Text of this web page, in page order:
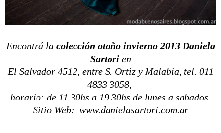
Encontrá la colección otoño invierno 2013 Daniela
Sartori en
El Salvador 4512, entre S. Ortiz y Malabia, tel. 011
4833 3058,
horario: de 11.30hs a 19.30hs de lunes a sabados.
Sitio Web: www.danielasartori.com.ar